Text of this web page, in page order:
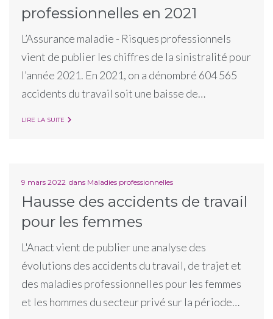
professionnelles en 2021
L’Assurance maladie - Risques professionnels
vient de publier les chiffres de la sinistralité pour
l’année 2021. En 2021, on a dénombré 604 565
accidents du travail soit une baisse de…
LIRE LA SUITE
9 mars 2022 dans Maladies professionnelles
Hausse des accidents de travail
pour les femmes
L'Anact vient de publier une analyse des
évolutions des accidents du travail, de trajet et
des maladies professionnelles pour les femmes
et les hommes du secteur privé sur la période…